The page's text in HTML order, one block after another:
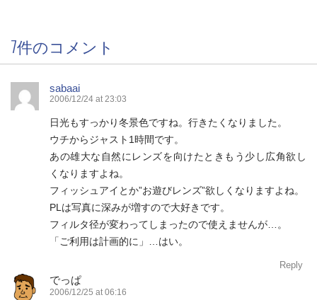
7件のコメント
sabaai
2006/12/24 at 23:03
日光もすっかり冬景色ですね。行きたくなりました。
ウチからジャスト1時間です。
あの雄大な自然にレンズを向けたときもう少し広角欲し
くなりますよね。
フィッシュアイとか”お遊びレンズ”欲しくなりますよね。
PLは写真に深みが増すので大好きです。
フィルタ径が変わってしまったので使えませんが…。
「ご利用は計画的に」…はい。
Reply
でっぱ
2006/12/25 at 06:16